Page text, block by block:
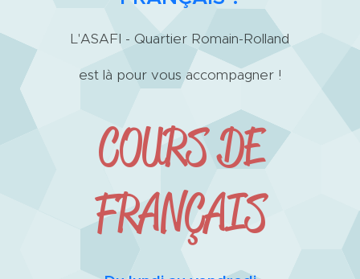
L'ASAFI - Quartier Romain-Rolland
est là pour vous accompagner !
COURS DE
FRANÇAIS